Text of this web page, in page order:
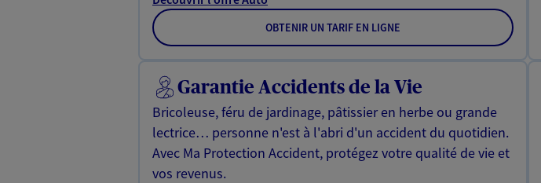
OBTENIR UN TARIF EN LIGNE
Garantie Accidents de la Vie
Bricoleuse, féru de jardinage, pâtissier en herbe ou grande
lectrice… personne n'est à l'abri d'un accident du quotidien.
Avec Ma Protection Accident, protégez votre qualité de vie et
vos revenus.